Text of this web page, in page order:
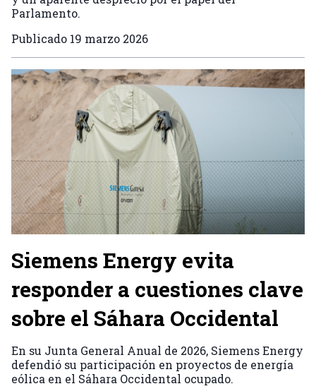
Parlamento.
Publicado 19 marzo 2026
Siemens Energy evita
responder a cuestiones clave
sobre el Sáhara Occidental
En su Junta General Anual de 2026, Siemens Energy
defendió su participación en proyectos de energía
eólica en el Sáhara Occidental ocupado.